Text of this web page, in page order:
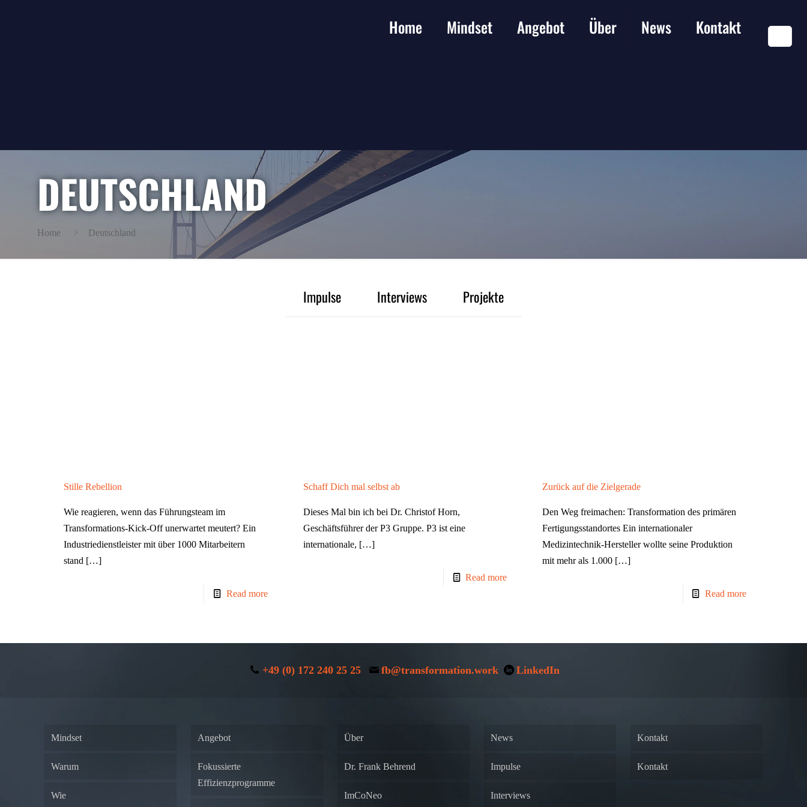
Home Mindset Angebot Über News Kontakt
DEUTSCHLAND
Home Deutschland
Impulse Interviews Projekte
Stille Rebellion
Wie reagieren, wenn das Führungsteam im
Transformations-Kick-Off unerwartet meutert? Ein
Industriedienstleister mit über 1000 Mitarbeitern
stand […]
Read more
Schaff Dich mal selbst ab
Dieses Mal bin ich bei Dr. Christof Horn,
Geschäftsführer der P3 Gruppe. P3 ist eine
internationale, […]
Read more
Zurück auf die Zielgerade
Den Weg freimachen: Transformation des primären
Fertigungsstandortes Ein internationaler
Medizintechnik-Hersteller wollte seine Produktion
mit mehr als 1.000 […]
Read more
+49 (0) 172 240 25 25 fb@transformation.work LinkedIn
Mindset
Warum
Wie
Angebot
Fokussierte
Effizienzprogramme
Über
Dr. Frank Behrend
ImCoNeo
News
Impulse
Interviews
Kontakt
Kontakt